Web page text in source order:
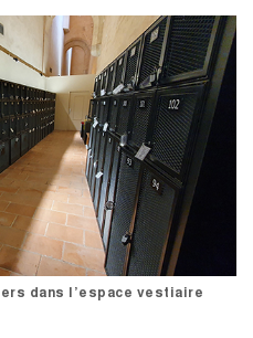
dans l’espace vestiaire